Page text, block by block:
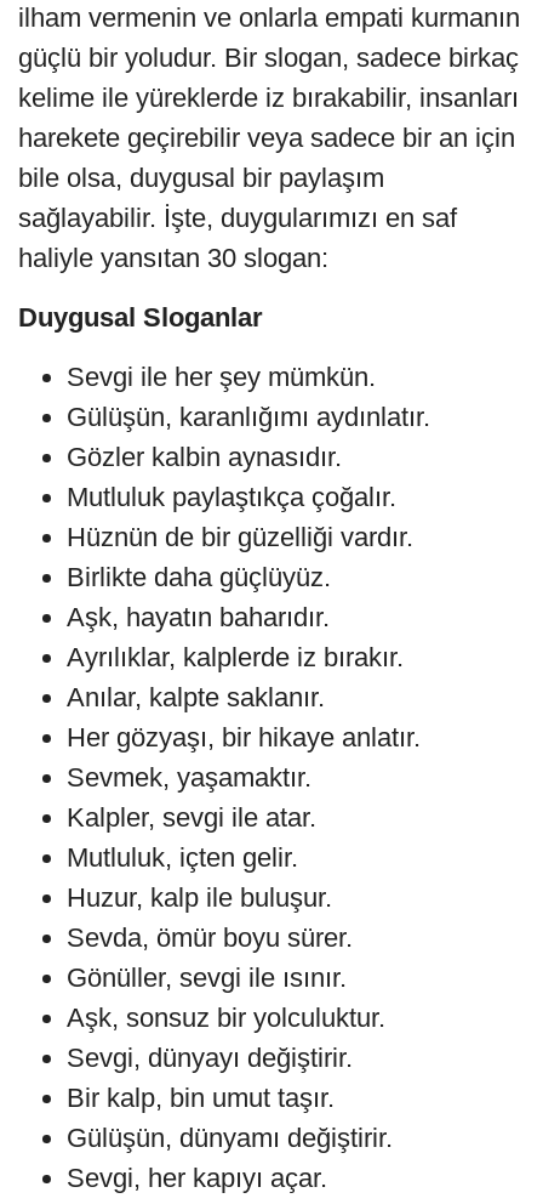
ilham vermenin ve onlarla empati kurmanın
güçlü bir yoludur. Bir slogan, sadece birkaç
kelime ile yüreklerde iz bırakabilir, insanları
harekete geçirebilir veya sadece bir an için
bile olsa, duygusal bir paylaşım
sağlayabilir. İşte, duygularımızı en saf
haliyle yansıtan 30 slogan:
Duygusal Sloganlar
Sevgi ile her şey mümkün.
Gülüşün, karanlığımı aydınlatır.
Gözler kalbin aynasıdır.
Mutluluk paylaştıkça çoğalır.
Hüznün de bir güzelliği vardır.
Birlikte daha güçlüyüz.
Aşk, hayatın baharıdır.
Ayrılıklar, kalplerde iz bırakır.
Anılar, kalpte saklanır.
Her gözyaşı, bir hikaye anlatır.
Sevmek, yaşamaktır.
Kalpler, sevgi ile atar.
Mutluluk, içten gelir.
Huzur, kalp ile buluşur.
Sevda, ömür boyu sürer.
Gönüller, sevgi ile ısınır.
Aşk, sonsuz bir yolculuktur.
Sevgi, dünyayı değiştirir.
Bir kalp, bin umut taşır.
Gülüşün, dünyamı değiştirir.
Sevgi, her kapıyı açar.